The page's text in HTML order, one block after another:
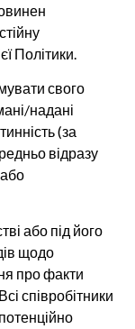
Політики.
свого
надані
(за
відразу
або під його
щодо
про факти
співробітники